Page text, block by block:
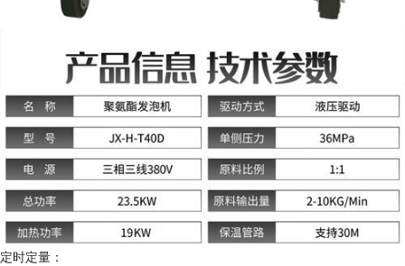
定时定量：